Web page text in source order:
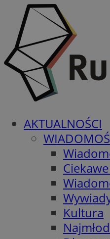
AKTUALNOŚCI
Kultura